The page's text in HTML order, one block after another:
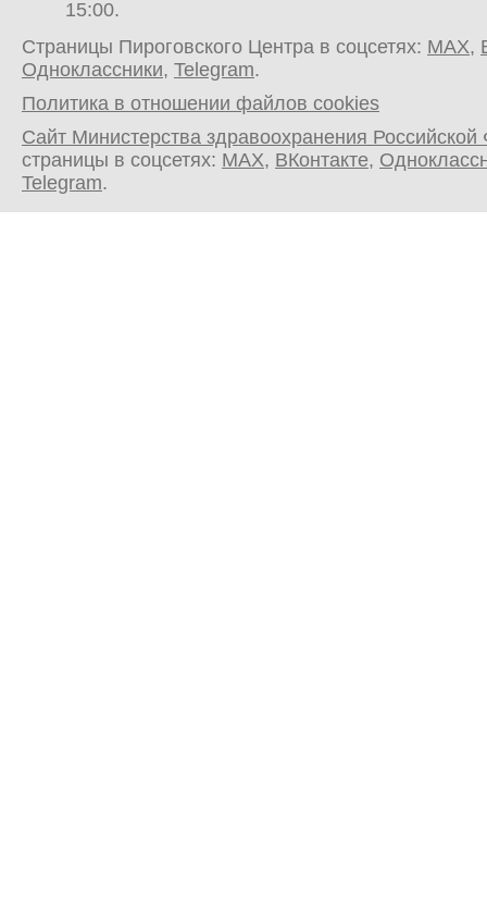
15:00.
Страницы Пироговского Центра в соцсетях: MAX,
Одноклассники, Telegram.
Политика в отношении файлов cookies
Сайт Министерства здравоохранения
страницы в соцсетях: MAX, ВКонтакте,
Telegram.